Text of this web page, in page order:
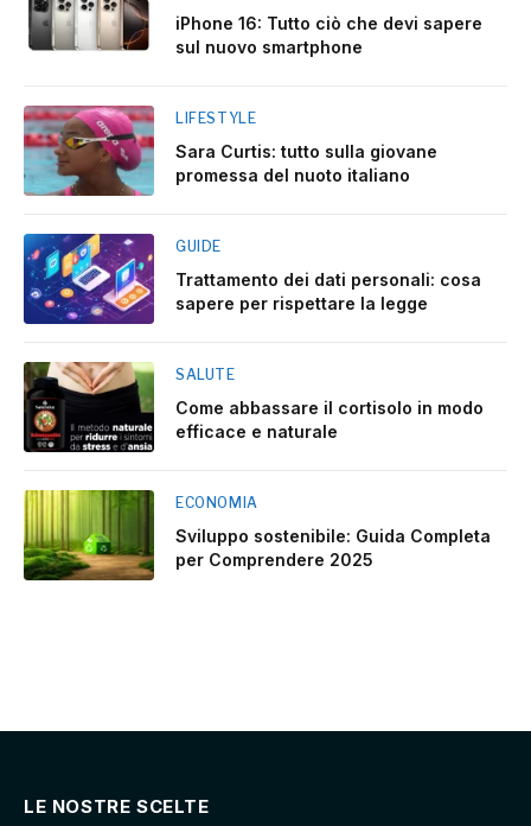
iPhone 16: Tutto ciò che devi sapere
sul nuovo smartphone
LIFESTYLE
Sara Curtis: tutto sulla giovane
promessa del nuoto italiano
GUIDE
Trattamento dei dati personali: cosa
sapere per rispettare la legge
SALUTE
Come abbassare il cortisolo in modo
efficace e naturale
ECONOMIA
Sviluppo sostenibile: Guida Completa
per Comprendere 2025
LE NOSTRE SCELTE